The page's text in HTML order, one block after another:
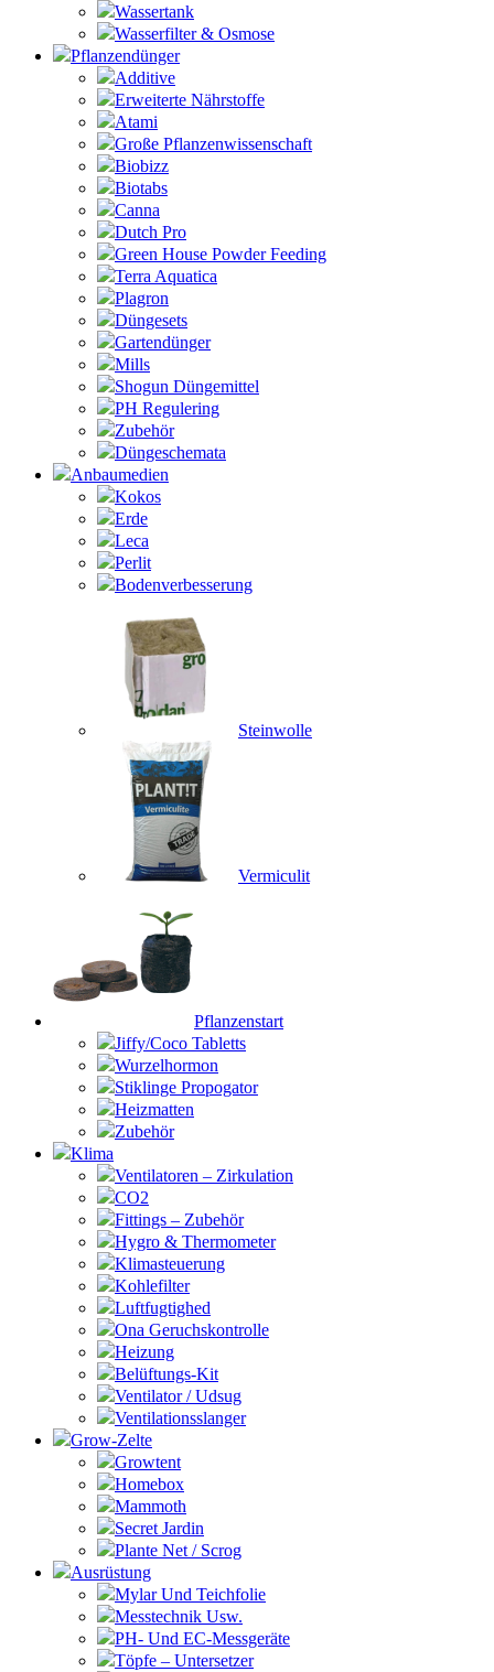
Wassertank
Wasserfilter & Osmose
Pflanzendünger
Additive
Erweiterte Nährstoffe
Atami
Große Pflanzenwissenschaft
Biobizz
Biotabs
Canna
Dutch Pro
Green House Powder Feeding
Terra Aquatica
Plagron
Düngesets
Gartendünger
Mills
Shogun Düngemittel
PH Regulering
Zubehör
Düngeschemata
Anbaumedien
Kokos
Erde
Leca
Perlit
Bodenverbesserung
Steinwolle
Vermiculit
Pflanzenstart
Jiffy/Coco Tabletts
Wurzelhormon
Stiklinge Propogator
Heizmatten
Zubehör
Klima
Ventilatoren – Zirkulation
CO2
Fittings – Zubehör
Hygro & Thermometer
Klimasteuerung
Kohlefilter
Luftfugtighed
Ona Geruchskontrolle
Heizung
Belüftungs-Kit
Ventilator / Udsug
Ventilationsslanger
Grow-Zelte
Growtent
Homebox
Mammoth
Secret Jardin
Plante Net / Scrog
Ausrüstung
Mylar Und Teichfolie
Messtechnik Usw.
PH- Und EC-Messgeräte
Töpfe – Untersetzer